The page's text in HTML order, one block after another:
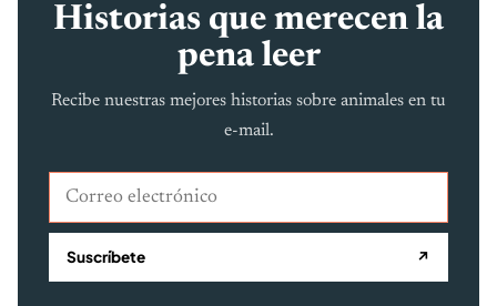
Historias que merecen la
pena leer
Recibe nuestras mejores historias sobre animales en tu
e-mail.
Correo electrónico
Suscríbete ↗